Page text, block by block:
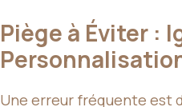
Piège à Éviter :
Une erreur fréquente est